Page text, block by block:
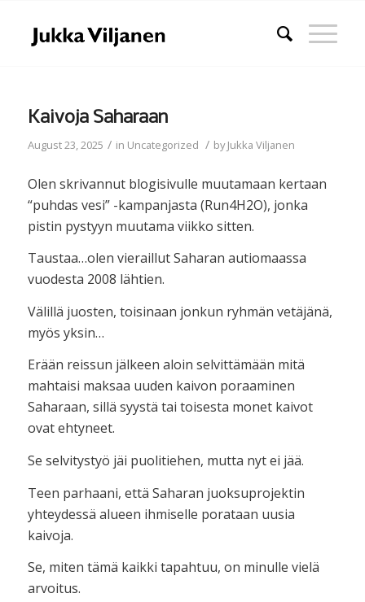
Kaivoja Saharaan
August 23, 2025 / in Uncategorized / byJukka Viljanen
Olen skrivannut blogisivulle muutamaan kertaan
“puhdas vesi” -kampanjasta (Run4H2O), jonka
pistin pystyyn muutama viikko sitten.
Taustaa…olen vieraillut Saharan autiomaassa
vuodesta 2008 lähtien.
Välillä juosten, toisinaan jonkun ryhmän vetäjänä,
myös yksin…
Erään reissun jälkeen aloin selvittämään mitä
mahtaisi maksaa uuden kaivon poraaminen
Saharaan, sillä syystä tai toisesta monet kaivot
ovat ehtyneet.
Se selvitystyö jäi puolitiehen, mutta nyt ei jää.
Teen parhaani, että Saharan juoksuprojektin
yhteydessä alueen ihmiselle porataan uusia
kaivoja.
Se, miten tämä kaikki tapahtuu, on minulle vielä
arvoitus.